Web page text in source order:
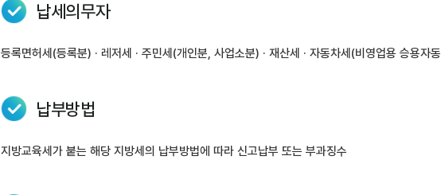
납세의무자
등록면허세(등록분) · 레저세 · 주민세(개인분, 사업소분) · 재산세 · 자동차세(비영업용 승용자
납부방법
지방교육세가 붙는 해당 지방세의 납부방법에 따라 신고납부 또는 부과징수